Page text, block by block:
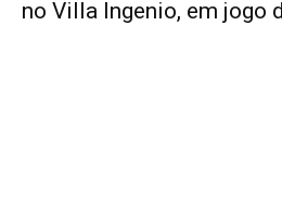
no Villa Ingenio, em jogo